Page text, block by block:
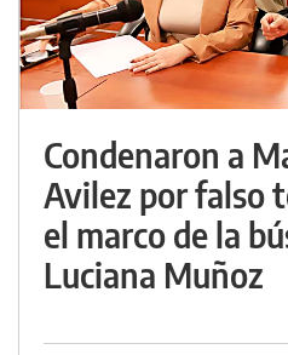
Condenaron a
Avilez por falso
el marco de la
Luciana Muñoz